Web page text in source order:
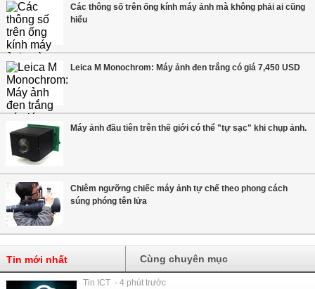
Các thông số trên ống kính máy ảnh mà không phải ai cũng
hiểu
Leica M Monochrom: Máy ảnh đen trắng có giá 7,450 USD
Máy ảnh đầu tiên trên thế giới có thể "tự sạc" khi chụp ảnh.
Chiêm ngưỡng chiếc máy ảnh tự chế theo phong cách
súng phóng tên lửa
Tin mới nhất Cùng chuyên mục
Tin ICT - 4 phút trước